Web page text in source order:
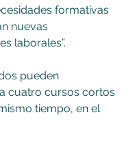
formativas
nuevas
laborales”.
pueden
cuatro cursos cortos
tiempo, en el